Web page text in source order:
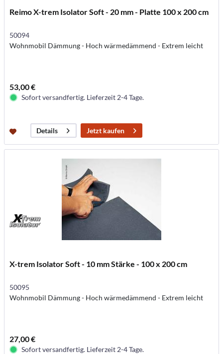
Reimo X-trem Isolator Soft - 20 mm - Platte 100 x 200 cm
50094
Wohnmobil Dämmung - Hoch wärmedämmend - Extrem leicht
53,00 €
Sofort versandfertig. Lieferzeit 2-4 Tage.
Details Jetzt kaufen
X-trem Isolator Soft - 10 mm Stärke - 100 x 200 cm
50095
Wohnmobil Dämmung - Hoch wärmedämmend - Extrem leicht
27,00 €
Sofort versandfertig. Lieferzeit 2-4 Tage.